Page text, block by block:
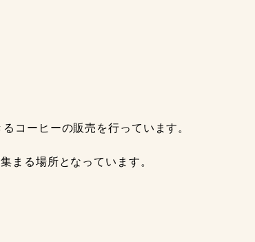
コーヒーの販売を行っています。
まる場所となっています。